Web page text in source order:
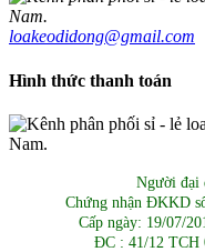
loakeodidong@gmail.com
Hình thức thanh toán
Người đại
Chứng nhận ĐKKD
Cấp ngày: 19/07/
ĐC : 41/12 TCH